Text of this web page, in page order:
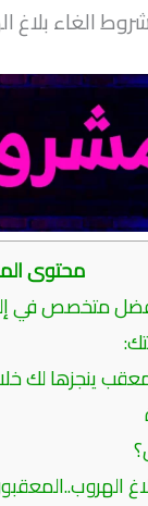
شروط الغاء بلاغ
محتوى
متخصص في
لك خلال 24